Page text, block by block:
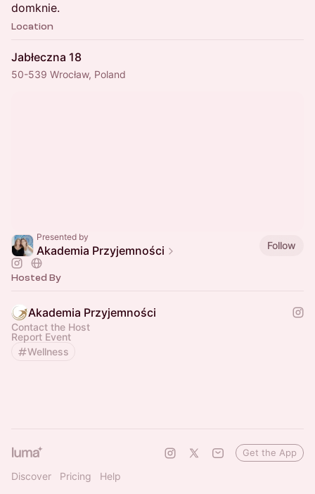
domknie.​
Location
Jabłeczna 18
50-539 Wrocław, Poland
Presented by
Akademia Przyjemności Follow
Hosted By
Akademia Przyjemności
Contact the Host
Report Event
Wellness
Discover Pricing Help
Get the App